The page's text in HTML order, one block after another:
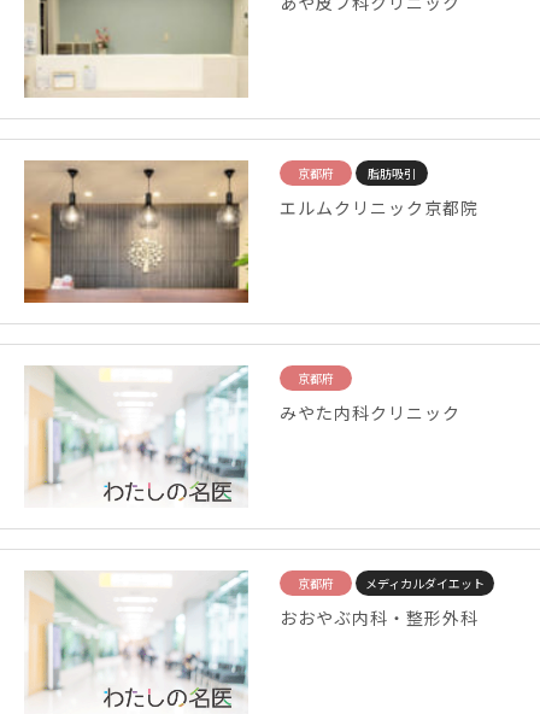
京都府 脂肪吸引
エルムクリニック京都院
京都府
みやた内科クリニック
京都府 メディカルダイエット
おおやぶ内科・整形外科